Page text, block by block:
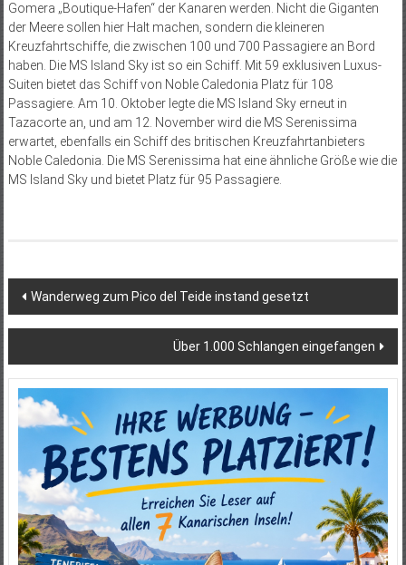
Gomera „Boutique-Hafen“ der Kanaren werden. Nicht die Giganten
der Meere sollen hier Halt machen, sondern die kleineren
Kreuzfahrtschiffe, die zwischen 100 und 700 Passagiere an Bord
haben. Die MS Island Sky ist so ein Schiff. Mit 59 exklusiven Luxus-
Suiten bietet das Schiff von Noble Caledonia Platz für 108
Passagiere. Am 10. Oktober legte die MS Island Sky erneut in
Tazacorte an, und am 12. November wird die MS Serenissima
erwartet, ebenfalls ein Schiff des britischen Kreuzfahrtanbieters
Noble Caledonia. Die MS Serenissima hat eine ähnliche Größe wie die
MS Island Sky und bietet Platz für 95 Passagiere.
Beitragsnavigation
Wanderweg zum Pico del Teide instand gesetzt
Über 1.000 Schlangen eingefangen